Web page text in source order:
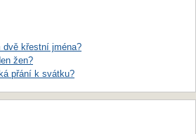
dvě křestní jména?
žen?
přání k svátku?